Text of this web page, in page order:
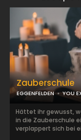
Zauberschule
EGGENFELDEN YOU
Hättet ihr gewusst,
in die Zauberschule
verplappert sich bei